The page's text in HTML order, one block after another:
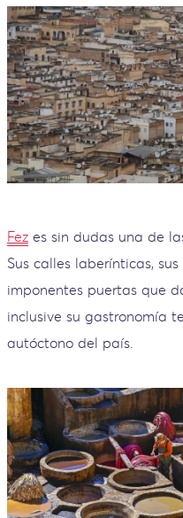
Fez es sin dudas una de
Sus calles laberínticas,
imponentes puertas que
inclusive su gastronomía
autóctono del país.